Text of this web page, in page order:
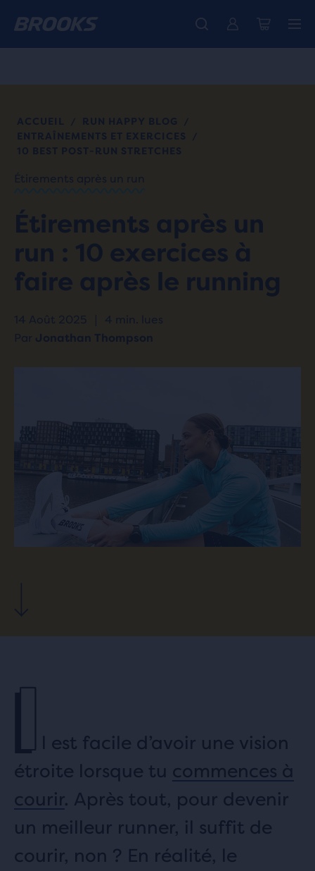
La toute nouvelle Ghost Amp est là - Acheter Femme Homme
Découvre la nouvelle collection Cascadia - Acheter maintenant
Expéditions gratuites sur les achats de plus de CHF 100
ACCUEIL / RUN HAPPY BLOG
/
ENTRAÎNEMENTS ET EXERCICES
/
10 BEST POST-RUN STRETCHES
Étirements après un run
Étirements après un
run : 10 exercices à
faire après le running
14 Août 2025 |
4 min. lues
Par Jonathan Thompson
I l est facile d’avoir une vision
étroite lorsque tu commences à
courir. Après tout, pour devenir
un meilleur runner, il suffit de
courir, non ? En réalité, le